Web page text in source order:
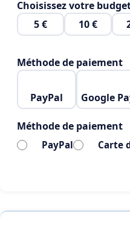
Choisissez votre
5 €
10 €
Méthode de paiement
PayPal Google
Méthode de paiement
PayPal Carte